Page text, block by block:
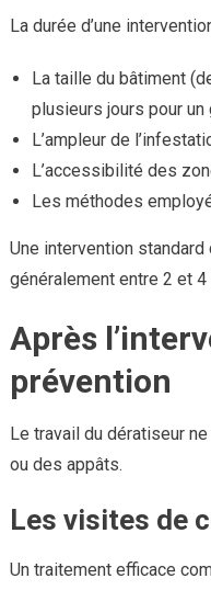
La durée d’une
La taille du bâtiment
plusieurs jours pour un
L’ampleur de
L’accessibilité des
Les méthodes
Une intervention
généralement entre 2 et
Après
prévention
Le travail du dératiseur
ou des appâts.
Les visites de
Un traitement efficace